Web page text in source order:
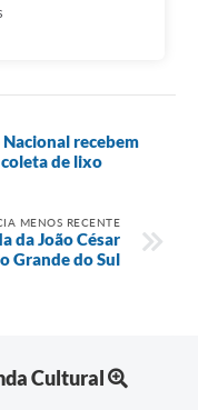
recebem
de lixo
MENOS RECENTE
da João César
Grande do Sul
Cultural